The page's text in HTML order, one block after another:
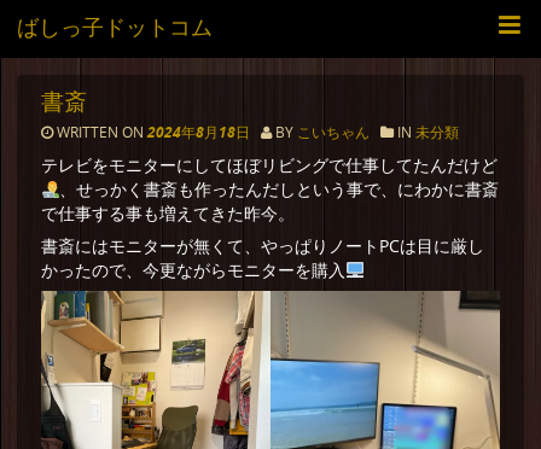
ばしっ子ドットコム
書斎
WRITTEN ON 2024年8月18日 BY こいちゃん IN 未分類
テレビをモニターにしてほぼリビングで仕事してたんだけど
、せっかく書斎も作ったんだしという事で、にわかに書斎
で仕事する事も増えてきた昨今。
書斎にはモニターが無くて、やっぱりノートPCは目に厳し
かったので、今更ながらモニターを購入